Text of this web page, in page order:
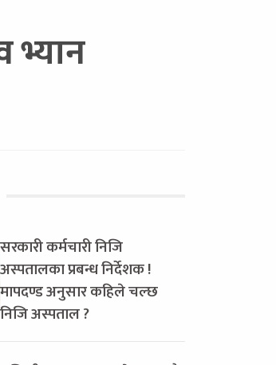
भ्यान
सरकारी कर्मचारी निजि
अस्पतालका प्रबन्ध निर्देशक !
मापदण्ड अनुसार कहिले चल्छ
निजि अस्पताल ?